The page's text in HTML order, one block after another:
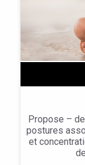
Propose –
postures
et